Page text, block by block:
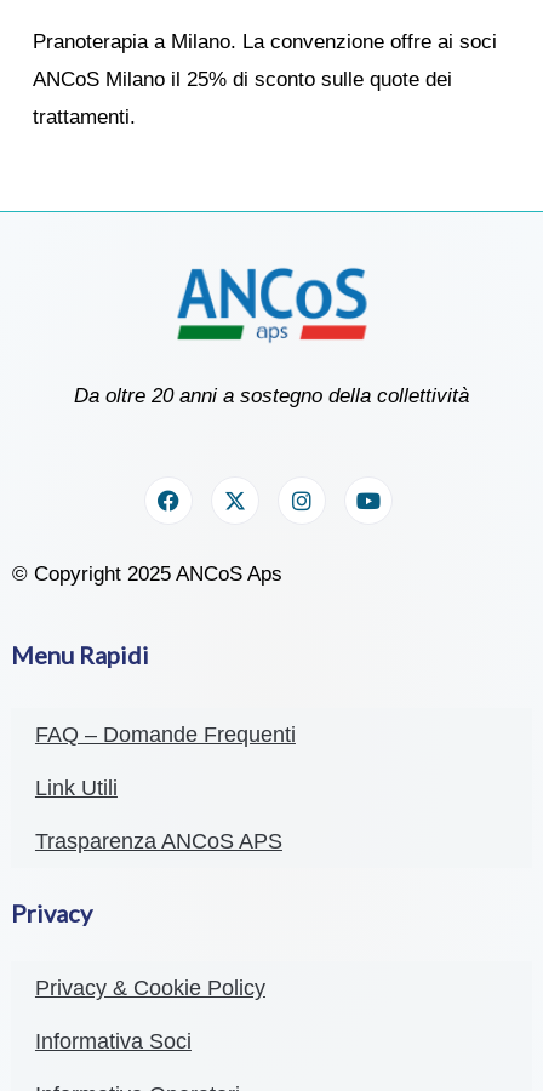
Pranoterapia a Milano. La convenzione offre ai soci
ANCoS Milano il 25% di sconto sulle quote dei
trattamenti.
Da oltre 20 anni a sostegno della collettività
© Copyright 2025 ANCoS Aps
Menu Rapidi
FAQ – Domande Frequenti
Link Utili
Trasparenza ANCoS APS
Privacy
Privacy & Cookie Policy
Informativa Soci